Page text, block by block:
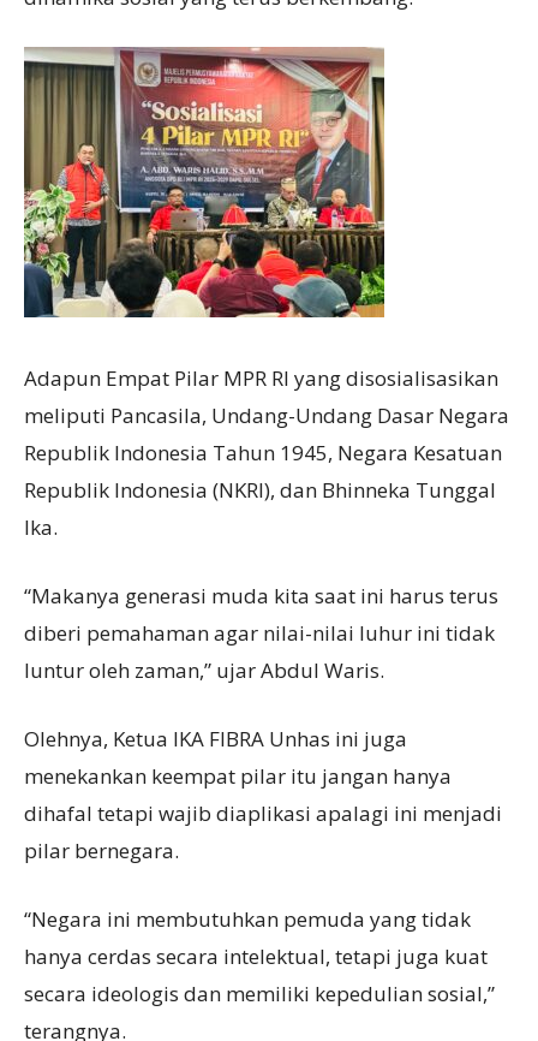
Adapun Empat Pilar MPR RI yang disosialisasikan
meliputi Pancasila, Undang-Undang Dasar Negara
Republik Indonesia Tahun 1945, Negara Kesatuan
Republik Indonesia (NKRI), dan Bhinneka Tunggal
Ika.
“Makanya generasi muda kita saat ini harus terus
diberi pemahaman agar nilai-nilai luhur ini tidak
luntur oleh zaman,” ujar Abdul Waris.
Olehnya, Ketua IKA FIBRA Unhas ini juga
menekankan keempat pilar itu jangan hanya
dihafal tetapi wajib diaplikasi apalagi ini menjadi
pilar bernegara.
“Negara ini membutuhkan pemuda yang tidak
hanya cerdas secara intelektual, tetapi juga kuat
secara ideologis dan memiliki kepedulian sosial,”
terangnya.